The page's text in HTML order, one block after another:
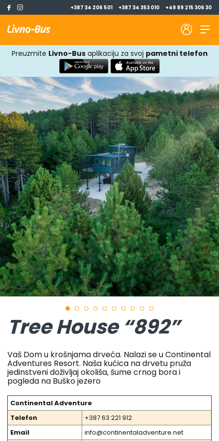
+387 34 206 501 +387 34 353 010 +49 89 215 306 30
Preuzmite Livno-Busaplikaciju za svoj pametni telefon
Tree House “892”
Vaš Dom u krošnjama drveća. Nalazi se u Continental
Adventures Resort. Naša kućica na drvetu pruža
jedinstveni doživljaj okoliša, šume crnog bora i
pogleda na Buško jezero
Continental Adventure
Telefon
+387 63 221 912
Email
info@continentaladventure.net